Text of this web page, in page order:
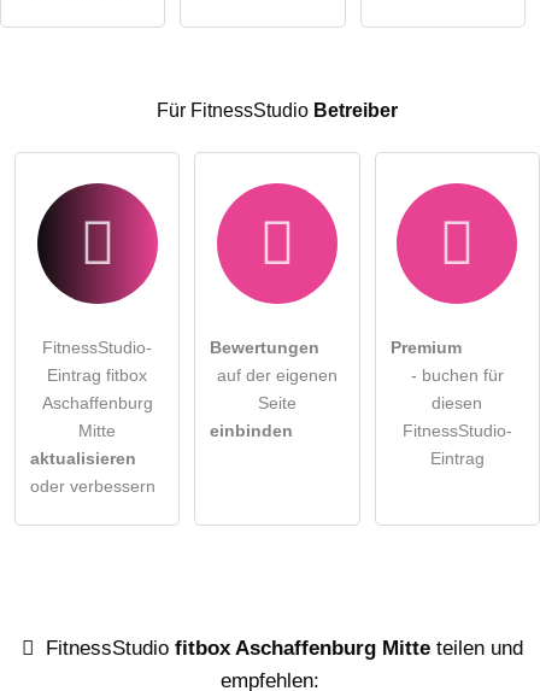
FitnessStudio-Eintrag zu stellen.
Für FitnessStudio Betreiber
FitnessStudio-
Eintrag fitbox
Aschaffenburg
Mitte
aktualisieren
oder verbessern
Bewertungen
auf der eigenen
Seite
einbinden
Premium
- buchen für
diesen
FitnessStudio-
Eintrag
FitnessStudio fitbox Aschaffenburg Mitteteilen und
empfehlen: